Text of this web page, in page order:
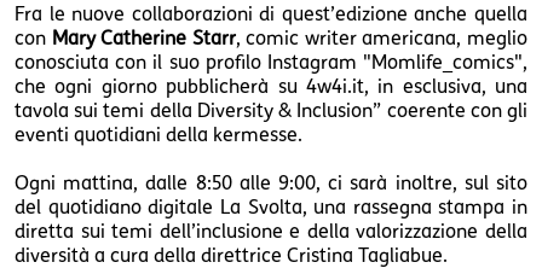
Fra le nuove collaborazioni di quest’edizione anche quella
con Mary Catherine Starr, comic writer americana, meglio
conosciuta con il suo profilo Instagram "Momlife_comics",
che ogni giorno pubblicherà su 4w4i.it, in esclusiva, una
tavola sui temi della Diversity & Inclusion” coerente con gli
eventi quotidiani della kermesse.
Ogni mattina, dalle 8:50 alle 9:00, ci sarà inoltre, sul sito
del quotidiano digitale La Svolta, una rassegna stampa in
diretta sui temi dell’inclusione e della valorizzazione della
diversità a cura della direttrice Cristina Tagliabue.